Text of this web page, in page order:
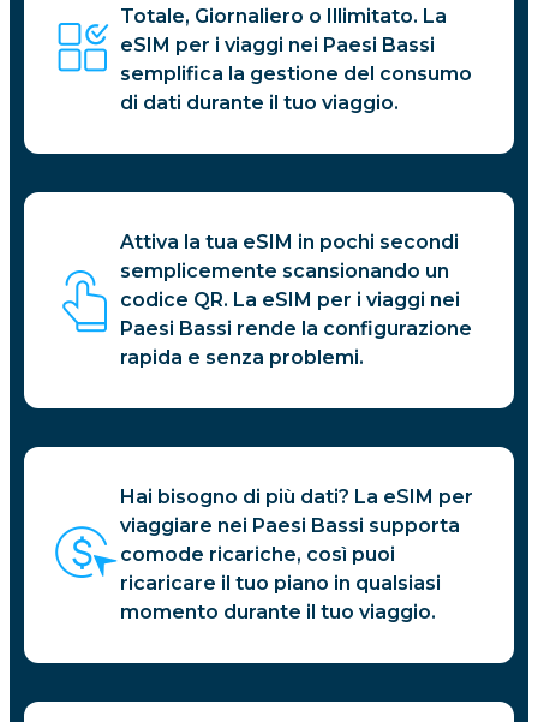
Totale, Giornaliero o Illimitato. La
eSIM per i viaggi nei Paesi Bassi
semplifica la gestione del consumo
di dati durante il tuo viaggio.
Attiva la tua eSIM in pochi secondi
semplicemente scansionando un
codice QR. La eSIM per i viaggi nei
Paesi Bassi rende la configurazione
rapida e senza problemi.
Hai bisogno di più dati? La eSIM per
viaggiare nei Paesi Bassi supporta
comode ricariche, così puoi
ricaricare il tuo piano in qualsiasi
momento durante il tuo viaggio.